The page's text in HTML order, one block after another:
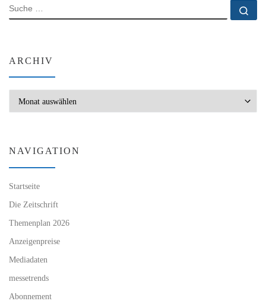
SUCHE
ARCHIV
NAVIGATION
Startseite
Die Zeitschrift
Themenplan 2026
Anzeigenpreise
Mediadaten
messetrends
Abonnement